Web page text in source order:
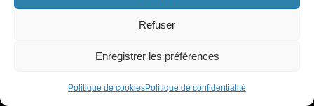
Refuser
Enregistrer les préférences
Politique de cookiesPolitique de confidentialité
le jeudi 8h30-12h et 13h30-17h30,